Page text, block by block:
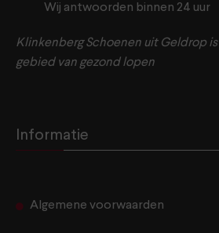
Wij antwoorden binnen 24 uur
Klinkenberg Schoenen uit Geldrop
gebied van gezond lopen
Informatie
Algemene voorwaarden